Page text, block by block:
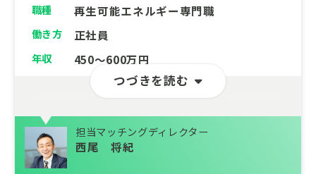
職種 再生可能エネルギー専門職
働き方 正社員
年収 450～600万円
つづきを読む
担当マッチングディレクター
西尾 将紀